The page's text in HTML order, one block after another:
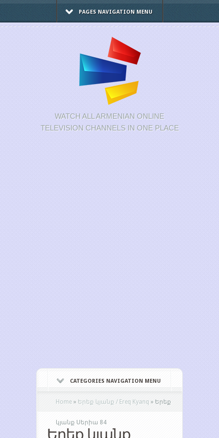
PAGES NAVIGATION MENU
WATCH ALL ARMENIAN ONLINE
TELEVISION CHANNELS IN ONE PLACE
CATEGORIES NAVIGATION MENU
Home » Երեք կյանք / Ereq Kyanq » Երեք
կյանք Սերիա 84
Երեք կյանք